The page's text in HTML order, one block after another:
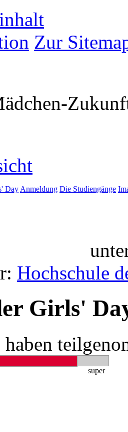
Zur
Day Anmeldung Die Studiengänge
Hochschule
Girls'
super